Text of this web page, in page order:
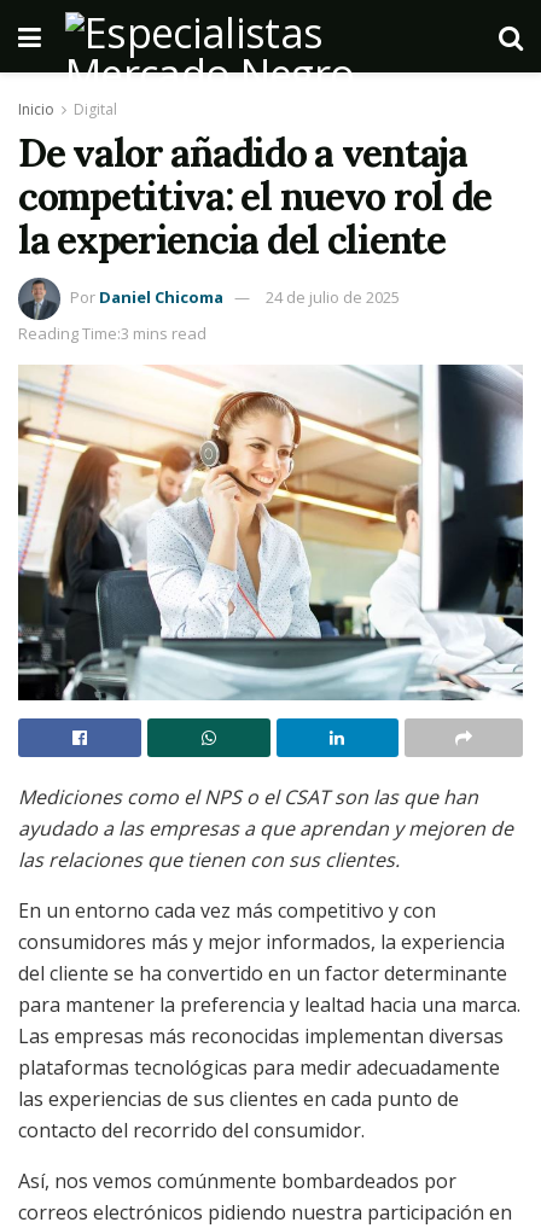
Inicio Digital
De valor añadido a ventaja
competitiva: el nuevo rol de
la experiencia del cliente
Por Daniel Chicoma
24 de julio de 2025
Reading Time:3 mins read
Mediciones como el NPS o el CSAT son las que han
ayudado a las empresas a que aprendan y mejoren de
las relaciones que tienen con sus clientes.
En un entorno cada vez más competitivo y con
consumidores más y mejor informados, la experiencia
del cliente se ha convertido en un factor determinante
para mantener la preferencia y lealtad hacia una marca.
Las empresas más reconocidas implementan diversas
plataformas tecnológicas para medir adecuadamente
las experiencias de sus clientes en cada punto de
contacto del recorrido del consumidor.
Así, nos vemos comúnmente bombardeados por
correos electrónicos pidiendo nuestra participación en